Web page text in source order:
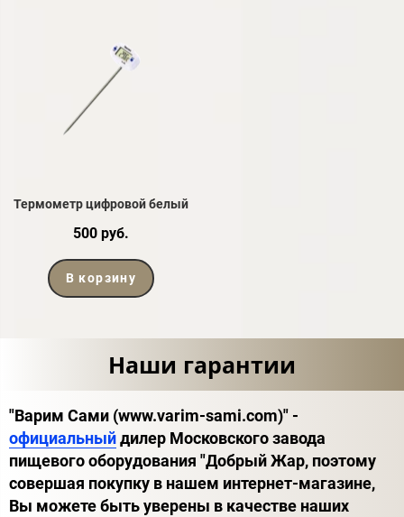
Термометр цифровой белый
500 руб.
В корзину
Наши гарантии
"Варим Сами (www.varim-sami.com)" -
официальныйдилер Московского завода
пищевого оборудования "Добрый Жар, поэтому
совершая покупку в нашем интернет-магазине,
Вы можете быть уверены в качестве наших